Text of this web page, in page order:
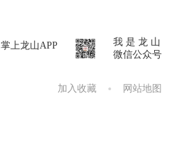
掌上龙山APP
我 是 龙 山
微信公众号
加入收藏 网站地图